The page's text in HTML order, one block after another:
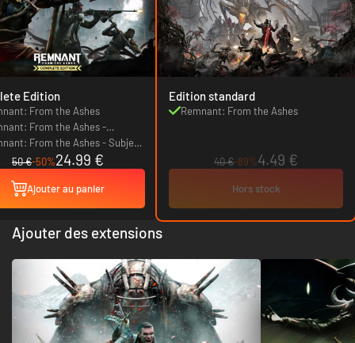
Edition
From the Ashes
From the Ashes -
of Corsus
From the Ashes - Subject
50 €-50%24.99 €
Ajouter au panier
Edition standard
Remnant: From the Ashes
40 €-89%4.49 €
Hors stock
Ajouter des extensions